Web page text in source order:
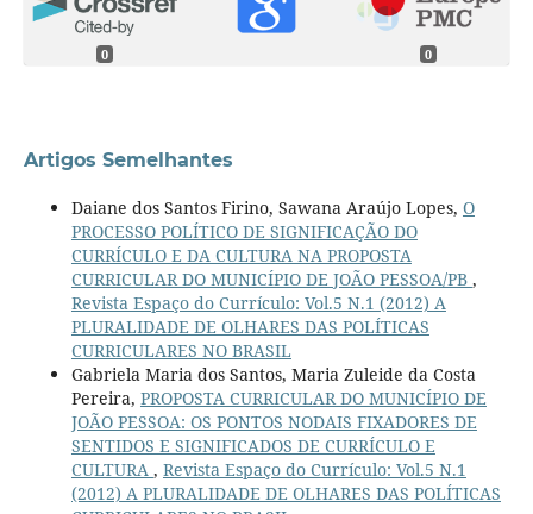
0 0
Artigos Semelhantes
Daiane dos Santos Firino, Sawana Araújo Lopes, O
PROCESSO POLÍTICO DE SIGNIFICAÇÃO DO
CURRÍCULO E DA CULTURA NA PROPOSTA
CURRICULAR DO MUNICÍPIO DE JOÃO PESSOA/PB ,
Revista Espaço do Currículo: Vol.5 N.1 (2012) A
PLURALIDADE DE OLHARES DAS POLÍTICAS
CURRICULARES NO BRASIL
Gabriela Maria dos Santos, Maria Zuleide da Costa
Pereira, PROPOSTA CURRICULAR DO MUNICÍPIO DE
JOÃO PESSOA: OS PONTOS NODAIS FIXADORES DE
SENTIDOS E SIGNIFICADOS DE CURRÍCULO E
CULTURA , Revista Espaço do Currículo: Vol.5 N.1
(2012) A PLURALIDADE DE OLHARES DAS POLÍTICAS